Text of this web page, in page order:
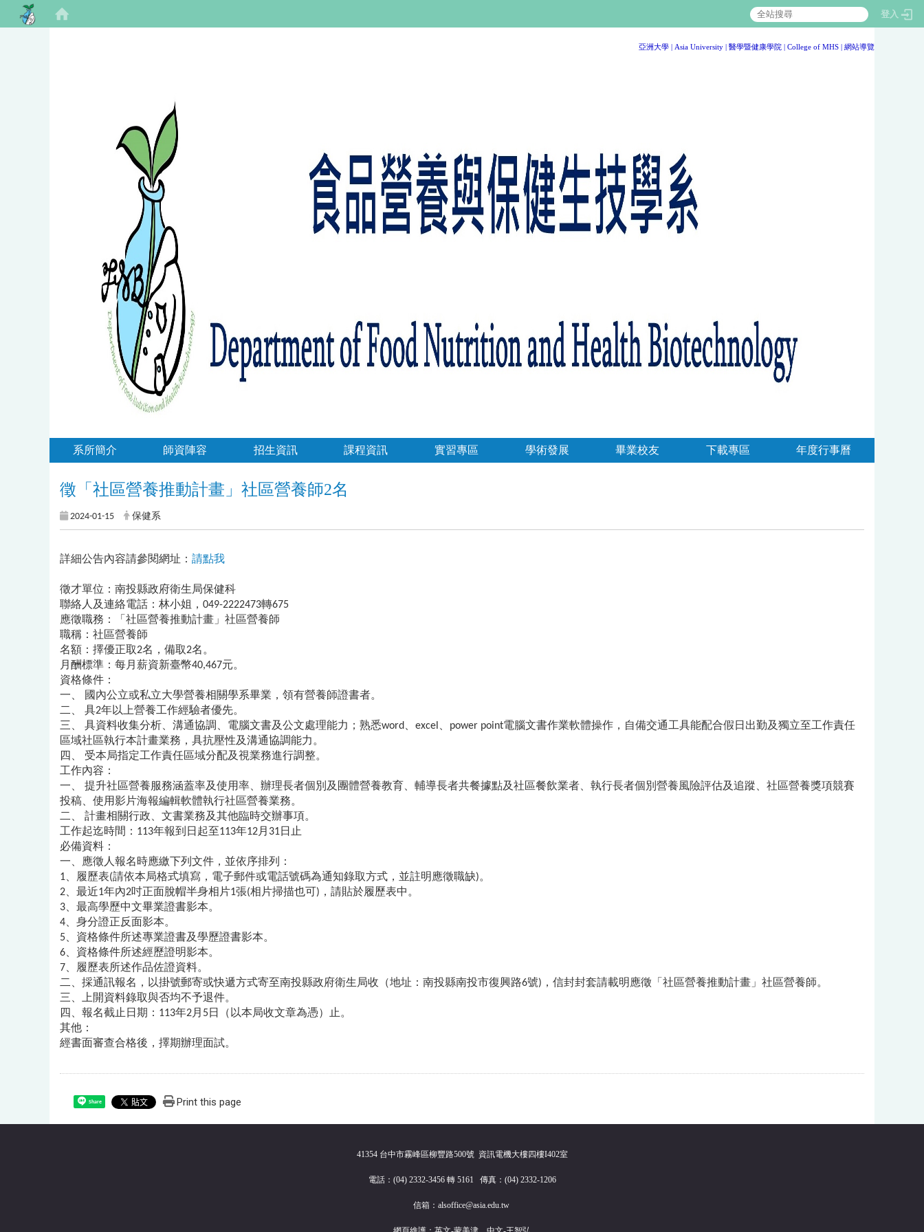
登入
:::
亞洲大學 | Asia University | 醫學暨健康學院 | College of MHS | 網站導覽
系所簡介 師資陣容 招生資訊 課程資訊 實習專區 學術發展 畢業校友 下載專區 年度行事曆
徵「社區營養推動計畫」社區營養師2名
2024-01-15 保健系
詳細公告內容請參閱網址： 請點我
徵才單位：南投縣政府衛生局保健科
聯絡人及連絡電話：林小姐，049-2222473轉675
應徵職務：「社區營養推動計畫」社區營養師
職稱：社區營養師
名額：擇優正取2名，備取2名。
月酬標準：每月薪資新臺幣40,467元。
資格條件：
一、 國內公立或私立大學營養相關學系畢業，領有營養師證書者。
二、 具2年以上營養工作經驗者優先。
三、 具資料收集分析、溝通協調、電腦文書及公文處理能力；熟悉word、excel、power point電腦文書作業軟體操作，自備交通工具能配合假日出勤及獨立至工作責任
區域社區執行本計畫業務，具抗壓性及溝通協調能力。
四、 受本局指定工作責任區域分配及視業務進行調整。
工作內容：
一、 提升社區營養服務涵蓋率及使用率、辦理長者個別及團體營養教育、輔導長者共餐據點及社區餐飲業者、執行長者個別營養風險評估及追蹤、社區營養獎項競賽
投稿、使用影片海報編輯軟體執行社區營養業務。
二、 計畫相關行政、文書業務及其他臨時交辦事項。
工作起迄時間：113年報到日起至113年12月31日止
必備資料：
一、應徵人報名時應繳下列文件，並依序排列：
1、履歷表(請依本局格式填寫，電子郵件或電話號碼為通知錄取方式，並註明應徵職缺)。
2、最近1年內2吋正面脫帽半身相片1張(相片掃描也可)，請貼於履歷表中。
3、最高學歷中文畢業證書影本。
4、身分證正反面影本。
5、資格條件所述專業證書及學歷證書影本。
6、資格條件所述經歷證明影本。
7、履歷表所述作品佐證資料。
二、採通訊報名，以掛號郵寄或快遞方式寄至南投縣政府衛生局收（地址：南投縣南投市復興路6號)，信封封套請載明應徵「社區營養推動計畫」社區營養師。
三、上開資料錄取與否均不予退件。
四、報名截止日期：113年2月5日（以本局收文章為憑）止。
其他：
經書面審查合格後，擇期辦理面試。
Share Print this page
41354 台中市霧峰區柳豐路500號 資訊電機大樓四樓I402室
電話：(04) 2332-3456 轉 5161 傳真：(04) 2332-1206
信箱：alsoffice@asia.edu.tw